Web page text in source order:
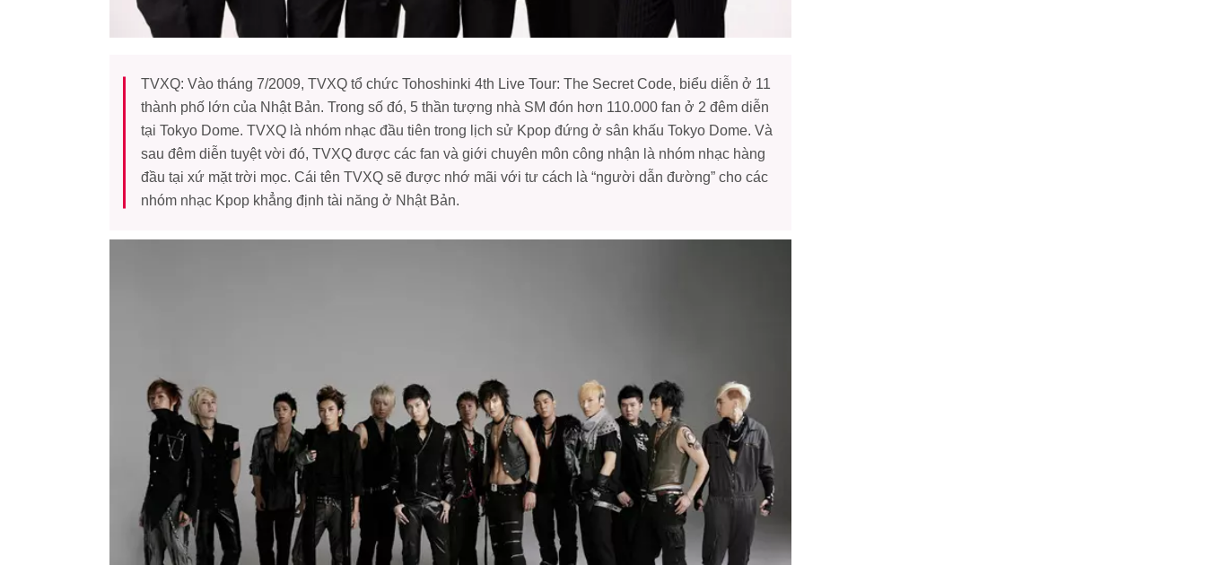
TVXQ: Vào tháng 7/2009, TVXQ tổ chức Tohoshinki 4th Live Tour: The Secret Code, biểu diễn ở 11
thành phố lớn của Nhật Bản. Trong số đó, 5 thần tượng nhà SM đón hơn 110.000 fan ở 2 đêm diễn
tại Tokyo Dome. TVXQ là nhóm nhạc đầu tiên trong lịch sử Kpop đứng ở sân khấu Tokyo Dome. Và
sau đêm diễn tuyệt vời đó, TVXQ được các fan và giới chuyên môn công nhận là nhóm nhạc hàng
đầu tại xứ mặt trời mọc. Cái tên TVXQ sẽ được nhớ mãi với tư cách là “người dẫn đường” cho các
nhóm nhạc Kpop khẳng định tài năng ở Nhật Bản.